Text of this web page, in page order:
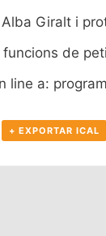
Giralt i
funcions de
line a:
+ EXPORTAR ICAL